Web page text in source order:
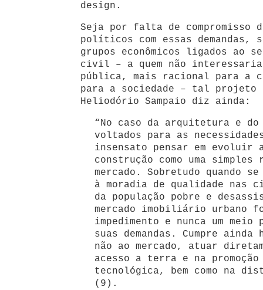
design.
Seja por falta de compromisso
políticos com essas demandas,
grupos econômicos ligados ao
civil – a quem não interessaria
pública, mais racional para a
para a sociedade – tal projeto
Heliodório Sampaio diz ainda:
“No caso da arquitetura e do
voltados para as
insensato pensar em evoluir
construção como uma simples
mercado. Sobretudo quando
à moradia de qualidade nas
da população pobre e
mercado imobiliário urbano
impedimento e nunca um
suas demandas. Cumpre
não ao mercado, atuar
acesso a terra e na promoção
tecnológica, bem como na
(9).